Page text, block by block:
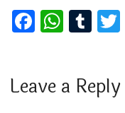
F
a
b
W
h
s
T
u
bl er
Leave a Reply